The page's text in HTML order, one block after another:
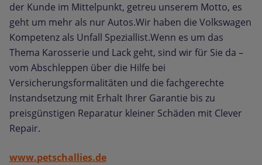
der Kunde im Mittelpunkt, getreu unserem Motto, es
geht um mehr als nur Autos.Wir haben die Volkswagen
Kompetenz als Unfall Speziallist.Wenn es um das
Thema Karosserie und Lack geht, sind wir für Sie da –
vom Abschleppen über die Hilfe bei
Versicherungsformalitäten und die fachgerechte
Instandsetzung mit Erhalt Ihrer Garantie bis zu
preisgünstigen Reparatur kleiner Schäden mit Clever
Repair.
www.petschallies.de